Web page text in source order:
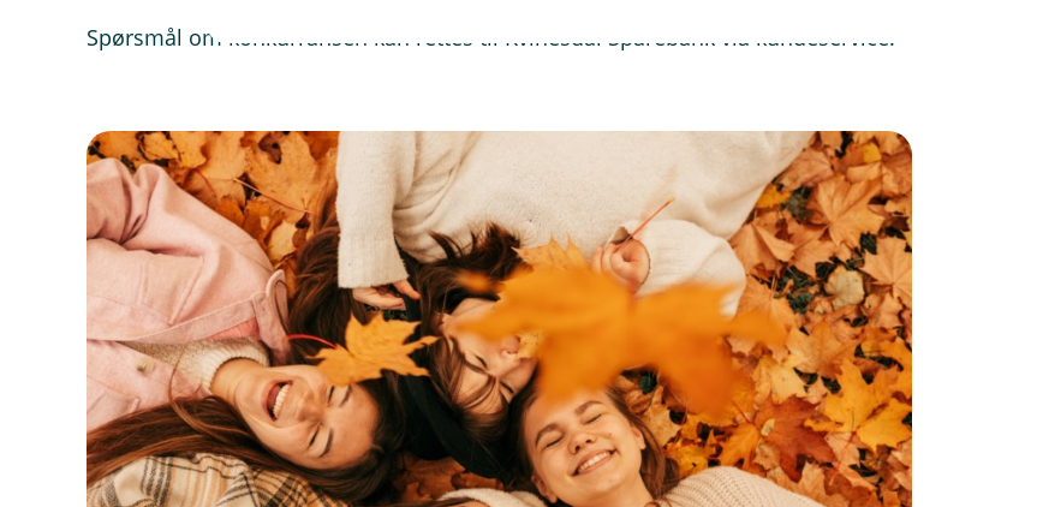
Spørsmål om konkurransen kan rettes til Kvinesdal Sparebank via kundeservice.